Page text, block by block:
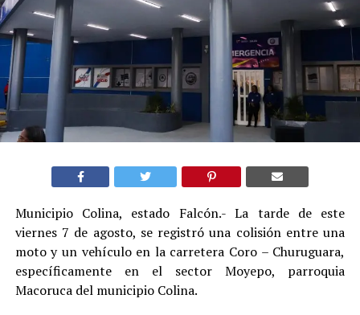
Municipio Colina, estado Falcón.- La tarde de este
viernes 7 de agosto, se registró una colisión entre una
moto y un vehículo en la carretera Coro – Churuguara,
específicamente en el sector Moyepo, parroquia
Macoruca del municipio Colina.